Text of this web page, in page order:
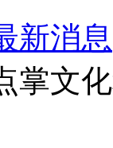
新消息
掌文